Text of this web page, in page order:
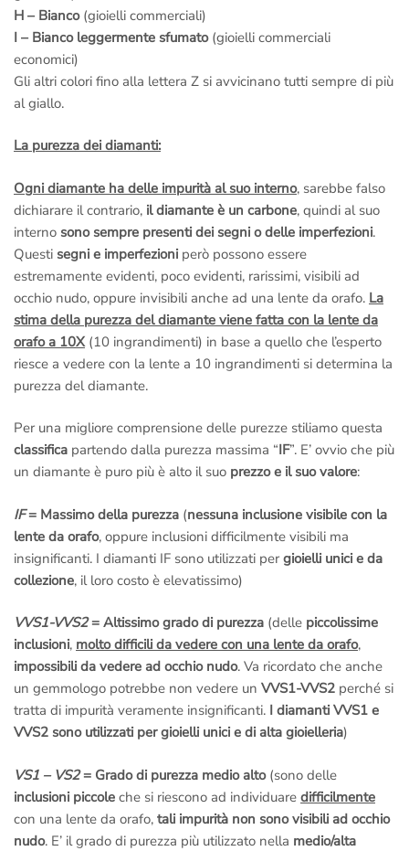
H – Bianco(gioielli commerciali)
I – Bianco leggermente sfumato(gioielli commerciali
economici)
Gli altri colori fino alla lettera Z si avvicinano tutti sempre di più
al giallo.
La purezza dei diamanti:
Ogni diamante ha delle impurità al suo interno, sarebbe falso
dichiarare il contrario, il diamante è un carbone, quindi al suo
interno sono sempre presenti dei segni o delle imperfezioni.
Questi segni e imperfezioni però possono essere
estremamente evidenti, poco evidenti, rarissimi, visibili ad
occhio nudo, oppure invisibili anche ad una lente da orafo. La
stima della purezza del diamante viene fatta con la lente da
orafo a 10X(10 ingrandimenti) in base a quello che l’esperto
riesce a vedere con la lente a 10 ingrandimenti si determina la
purezza del diamante.
Per una migliore comprensione delle purezze stiliamo questa
classifica partendo dalla purezza massima “IF”. E’ ovvio che più
un diamante è puro più è alto il suo prezzo e il suo valore:
IF= Massimo della purezza (nessuna inclusione visibile con la
lente da orafo, oppure inclusioni difficilmente visibili ma
insignificanti. I diamanti IF sono utilizzati per gioielli unici e da
collezione, il loro costo è elevatissimo)
VVS1-VVS2= Altissimo grado di purezza (delle piccolissime
inclusioni, molto difficili da vedere con una lente da orafo,
impossibili da vedere ad occhio nudo. Va ricordato che anche
un gemmologo potrebbe non vedere un VVS1-VVS2 perché si
tratta di impurità veramente insignificanti. I diamanti VVS1 e
VVS2 sono utilizzati per gioielli unici e di alta gioielleria)
VS1 – VS2= Grado di purezza medio alto(sono delle
inclusioni piccole che si riescono ad individuare difficilmente
con una lente da orafo, tali impurità non sono visibili ad occhio
nudo. E’ il grado di purezza più utilizzato nella medio/alta